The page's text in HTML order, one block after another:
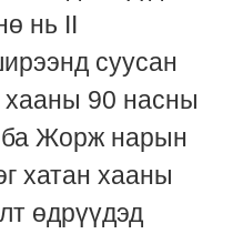
нь II
суусан
хааны 90 насны
Жорж нарын
хатан хааны
өдрүүдэд